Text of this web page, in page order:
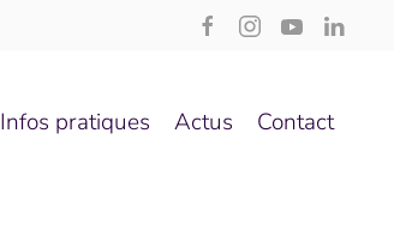
Infos pratiques Actus Contact